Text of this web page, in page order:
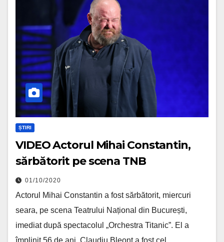
ȘTIRI
VIDEO Actorul Mihai Constantin,
sărbătorit pe scena TNB
01/10/2020
Actorul Mihai Constantin a fost sărbătorit, miercuri
seara, pe scena Teatrului Național din București,
imediat după spectacolul „Orchestra Titanic”. El a